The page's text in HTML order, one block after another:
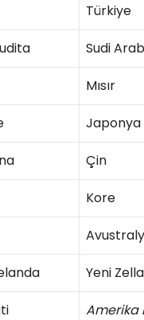
Türkiye
Sudi
Mısır
Japonya
Çin
Kore
Yeni
Amerika